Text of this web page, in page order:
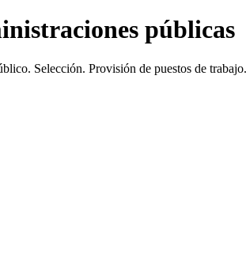
públicas
Selección. Provisión de puestos de